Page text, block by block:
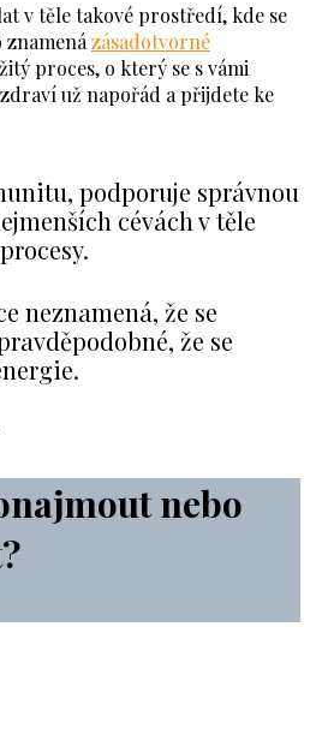
v těle takové prostředí, kde se
zásadotvorné
proces, o který se s vámi
už napořád a přijdete ke
podporuje správnou
cévách v těle
neznamená, že se
že se
nebo